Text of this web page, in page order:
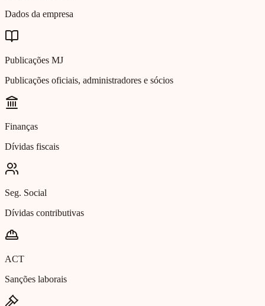
Dados da empresa
Publicações MJ
Publicações oficiais, administradores e sócios
Finanças
Dívidas fiscais
Seg. Social
Dívidas contributivas
ACT
Sanções laborais